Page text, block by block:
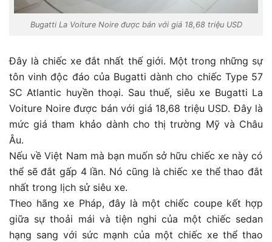
Bugatti La Voiture Noire được bán với giá 18,68 triệu USD
Đây là chiếc xe đắt nhất thế giới. Một trong những sự
tôn vinh độc đáo của Bugatti dành cho chiếc Type 57
SC Atlantic huyền thoại. Sau thuế, siêu xe Bugatti La
Voiture Noire được bán với giá 18,68 triệu USD. Đây là
mức giá tham khảo dành cho thị trường Mỹ và Châu
Âu.
Nếu về Việt Nam mà bạn muốn sở hữu chiếc xe này có
thể sẽ đắt gấp 4 lần. Nó cũng là chiếc xe thể thao đắt
nhất trong lịch sử siêu xe.
Theo hãng xe Pháp, đây là một chiếc coupe kết hợp
giữa sự thoải mái và tiện nghi của một chiếc sedan
hạng sang với sức mạnh của một chiếc xe thể thao